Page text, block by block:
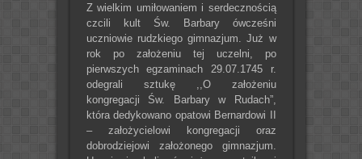
Z wielkim umiłowaniem i serdecznością
czcili kult Św. Barbary ówcześni
uczniowie rudzkiego gimnazjum. Już w
rok po założeniu tej uczelni, po
pierwszych egzaminach 29.07.1745 r.
odegrali sztukę ,,O założeniu
kongregacji Św. Barbary w Rudach”,
która dedykowano opatowi Bernardowi II
– założycielowi kongregacji oraz
dobrodziejowi założonego gimnazjum.